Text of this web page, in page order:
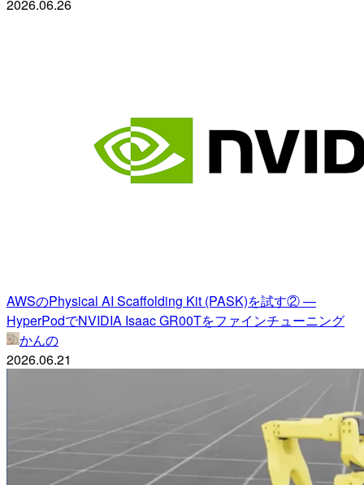
2026.06.26
AWSのPhysical AI Scaffolding Kit (PASK)を試す② —
HyperPodでNVIDIA Isaac GR00Tをファインチューニング
かんの
2026.06.21